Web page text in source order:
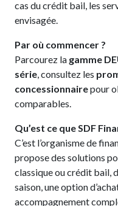
cas du crédit bail, les
envisagée.
Par où commencer ?
Parcourez la gamme
série, consultez les
concessionnairepour
comparables.
Qu’est ce que SDF
C’est l’organisme de
propose des solutions
classique ou crédit bail,
saison, une option
accompagnement